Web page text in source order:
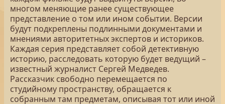
многом меняющие ранее существующее
представление о том или ином событии. Версии
будут подкреплены подлинными документами и
мнениями авторитетных экспертов и историков.
Каждая серия представляет собой детективную
историю, расследовать которую будет ведущий –
известный журналист Сергей Медведев.
Рассказчик свободно перемещается по
студийному пространству, обращается к
собранным там предметам, описывая тот или иной